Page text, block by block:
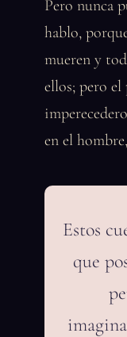
Pero nunca
hablo,
mueren y
ellos; pero el
en el
Estos
que